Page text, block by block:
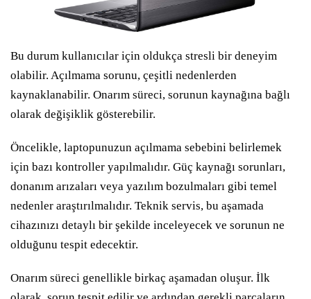
Bu durum kullanıcılar için oldukça stresli bir deneyim
olabilir. Açılmama sorunu, çeşitli nedenlerden
kaynaklanabilir. Onarım süreci, sorunun kaynağına bağlı
olarak değişiklik gösterebilir.
Öncelikle, laptopunuzun açılmama sebebini belirlemek
için bazı kontroller yapılmalıdır. Güç kaynağı sorunları,
donanım arızaları veya yazılım bozulmaları gibi temel
nedenler araştırılmalıdır. Teknik servis, bu aşamada
cihazınızı detaylı bir şekilde inceleyecek ve sorunun ne
olduğunu tespit edecektir.
Onarım süreci genellikle birkaç aşamadan oluşur. İlk